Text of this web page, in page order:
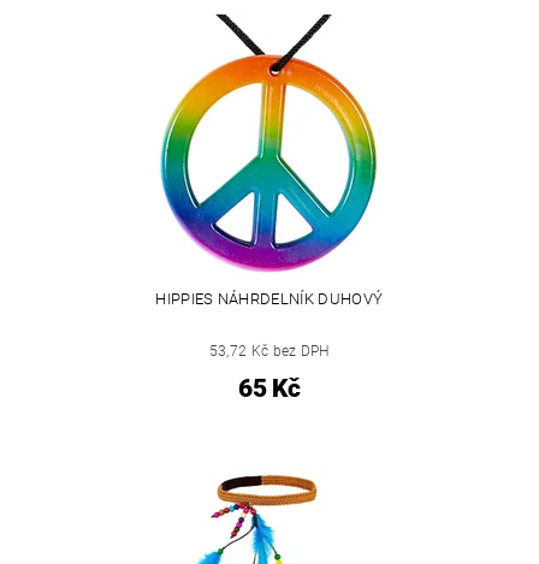
HIPPIES NÁHRDELNÍK DUHOVÝ
53,72 Kč bez DPH
65 Kč